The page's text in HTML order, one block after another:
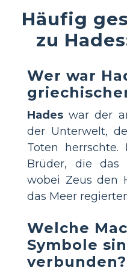
Häufig
zu
Wer war
Hades war der
der Unterwelt,
Toten
Brüder, die das
wobei Zeus den
das Meer
Welche
Symbole
verbunden?